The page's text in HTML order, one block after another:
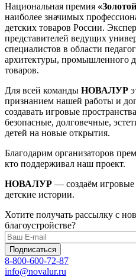
Национальная премия
наиболее значимых
детских товаров России.
представителей ведущих
специалистов в области
архитектуры, промышленного
товаров.
Для всей команды НОВАЛУР
признанием нашей работы и
создавать игровые
безопасные, долговечные,
детей на новые открытия.
Благодарим организаторов
кто поддерживал наш проект.
НОВАЛУР — создаём игровые
детские истории.
Хотите получать рассылку с
благоустройстве?
Подписаться
8-800-600-72-87
info@novalur.ru